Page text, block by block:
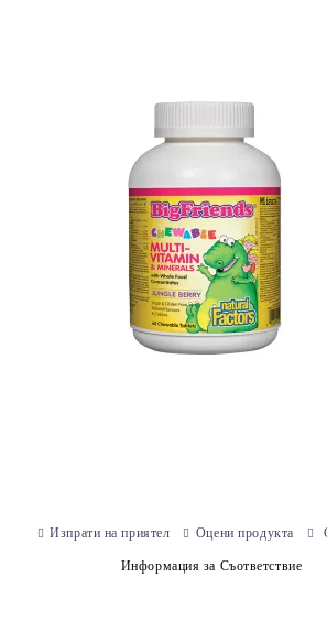
Изпрати на приятел Оцени продукта
Информация за Съответствие